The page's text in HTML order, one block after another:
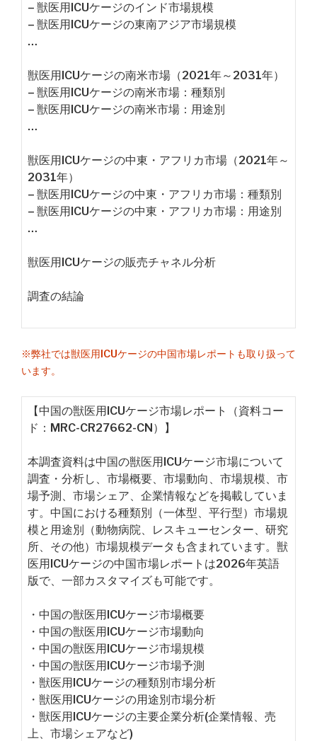
– 獣医用ICUケージのインド市場規模
– 獣医用ICUケージの東南アジア市場規模
…
獣医用ICUケージの南米市場（2021年～2031年）
– 獣医用ICUケージの南米市場：種類別
– 獣医用ICUケージの南米市場：用途別
…
獣医用ICUケージの中東・アフリカ市場（2021年～
2031年）
– 獣医用ICUケージの中東・アフリカ市場：種類別
– 獣医用ICUケージの中東・アフリカ市場：用途別
…
獣医用ICUケージの販売チャネル分析
調査の結論
※弊社では獣医用ICUケージの中国市場レポートも取り扱って
います。
【中国の獣医用ICUケージ市場レポート（資料コー
ド：MRC-CR27662-CN）】
本調査資料は中国の獣医用ICUケージ市場について
調査・分析し、市場概要、市場動向、市場規模、市
場予測、市場シェア、企業情報などを掲載していま
す。中国における種類別（一体型、平行型）市場規
模と用途別（動物病院、レスキューセンター、研究
所、その他）市場規模データも含まれています。獣
医用ICUケージの中国市場レポートは2026年英語
版で、一部カスタマイズも可能です。
・中国の獣医用ICUケージ市場概要
・中国の獣医用ICUケージ市場動向
・中国の獣医用ICUケージ市場規模
・中国の獣医用ICUケージ市場予測
・獣医用ICUケージの種類別市場分析
・獣医用ICUケージの用途別市場分析
・獣医用ICUケージの主要企業分析(企業情報、売
上、市場シェアなど)